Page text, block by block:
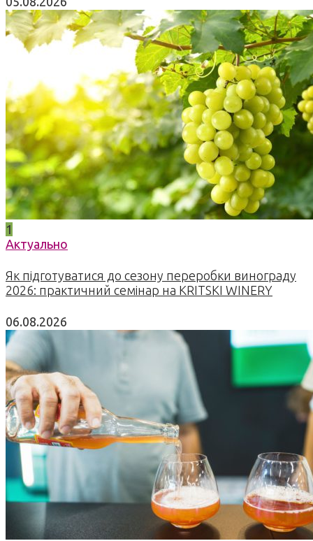
1
Актуально
Як підготуватися до сезону переробки винограду
2026: практичний семінар на KRITSKI WINERY
06.08.2026